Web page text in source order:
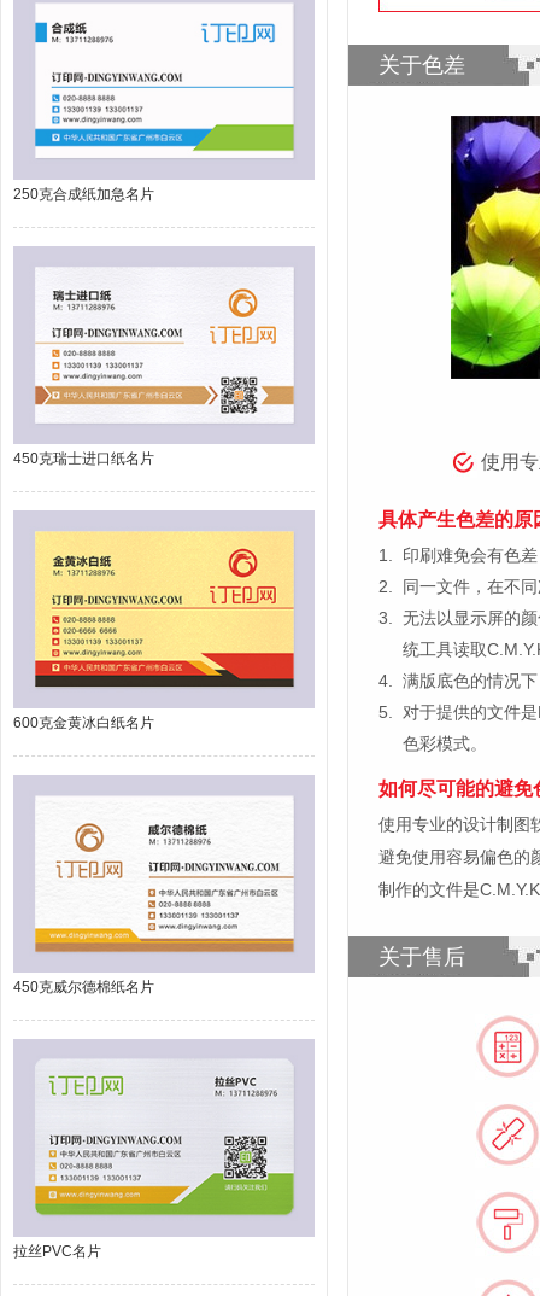
250克合成纸加急名片
450克瑞士进口纸名片
600克金黄冰白纸名片
450克威尔德棉纸名片
拉丝PVC名片
关于色差
使用
具体产生色差的原
1.
印刷难免会有色
2.
同一文件，在不
3.
无法以显示屏的
统工具读取
4.
满版底色的情况
5.
对于提供的文件
色彩模式。
如何尽可能的避免
使用专业的设计制图
避免使用容易偏色的
制作的文件是
关于售后